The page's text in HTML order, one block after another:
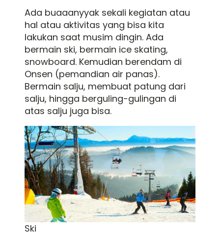
Ada buaaanyyak sekali kegiatan atau
hal atau aktivitas yang bisa kita
lakukan saat musim dingin. Ada
bermain ski, bermain ice skating,
snowboard. Kemudian berendam di
Onsen (pemandian air panas).
Bermain salju, membuat patung dari
salju, hingga berguling-gulingan di
atas salju juga bisa.
Ski